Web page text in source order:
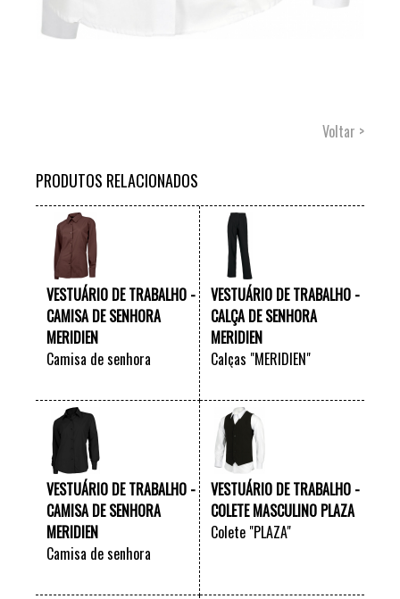
Voltar >
PRODUTOS RELACIONADOS
VESTUÁRIO DE TRABALHO -
CAMISA DE SENHORA
MERIDIEN
Camisa de senhora
VESTUÁRIO DE TRABALHO -
CALÇA DE SENHORA
MERIDIEN
Calças "MERIDIEN"
VESTUÁRIO DE TRABALHO -
CAMISA DE SENHORA
MERIDIEN
Camisa de senhora
VESTUÁRIO DE TRABALHO -
COLETE MASCULINO PLAZA
Colete "PLAZA"